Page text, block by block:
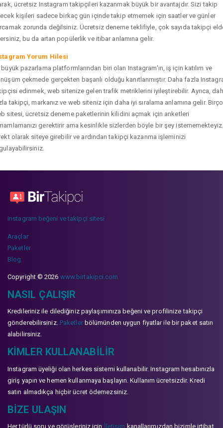
ücretsiz Instagram takipçileri kazanmak büyük bir avantajdır. Sizi takip
kişileri sadece birkaç gün içinde takip etmemek için saatler ve günler
zorunda değilsiniz. Ücretsiz deneme teklifiyle, çok sayıda takipçi
bu da artan popülerlik ve itibar anlamına gelir.
Yorum Hilesi
büyük pazarlama platformlarından biri olan Instagram'ın, iş için katılım ve
çekmede gerçekten başarılı olduğu kanıtlanmıştır. Daha fazla
edinmek, web sitenize gelen trafik metriklerini iyileştirebilir. Ayrıca,
takipçi, markanız ve web siteniz için daha iyi sıralama anlamına gelir.
sitesi, ücretsiz deneme paketlerinin kilidini açmak için anketleri
gerektirir ama kesinlikle sizlerden böyle bir şey istememekteyiz.
olarak siteye girebilir ve ardından takipçi kazanma işleminizi
instagram beğeni ve takipçi sitesi
Araçlar
Paketler
Blog
Copyright © 2026 www.birtakipci.com
NASIL ÇALIŞIR
Kredileriniz ile dilediğiniz paylaşımınıza beğeni ve profilinize takipçi
gönderebilirsiniz. Paketlerbölümünden uygun fiyatlar ile bir paket satın
alabilirsiniz.
KIMLER KULLANABILIR
Instagram üyeliği olan herkes sistemi kullanabilir. Instagram hesabınızla
giriş yapın ve hemen kullanmaya başlayın. Kullanım ücretsizdir. Kredi
satın almadıkça hiçbir ücret ödemezsiniz.
BIZE ULAŞIN
Her türlü soru ve görüşleriniz için İletişim kanallarımızdan bizimle irtibat